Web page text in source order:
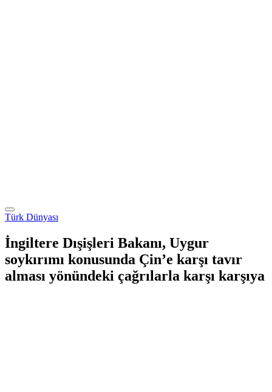
Türk Dünyası
İngiltere Dışişleri Bakanı, Uygur
soykırımı konusunda Çin’e karşı tavır
alması yönündeki çağrılarla karşı karşıya